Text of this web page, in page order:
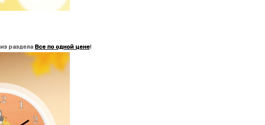
из раздела Все по одной цене!